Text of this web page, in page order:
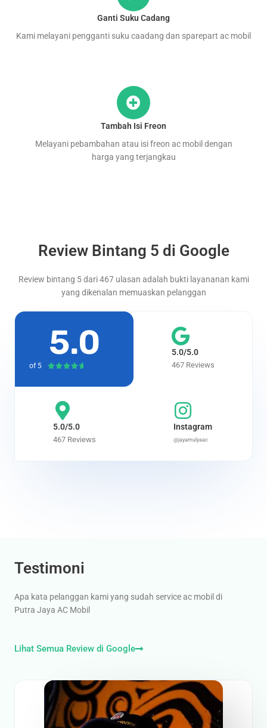
Ganti Suku Cadang
Kami melayani pengganti suku caadang dan sparepart ac mobil
Tambah Isi Freon
Melayani pebambahan atau isi freon ac mobil dengan
harga yang terjangkau
Review Bintang 5 di Google
Review bintang 5 dari 467 ulasan adalah bukti layananan kami
yang dikenalan memuaskan pelanggan
5.0
of 5 
5.0/5.0
467 Reviews
5.0/5.0
467 Reviews
Instagram
@jayamulyaac
Testimoni
Apa kata pelanggan kami yang sudah service ac mobil di
Putra Jaya AC Mobil
Lihat Semua Review di Google